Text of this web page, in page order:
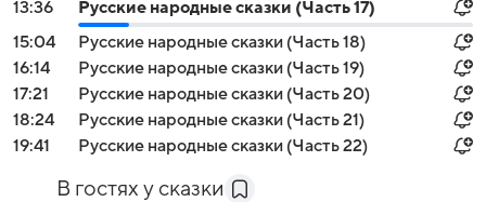
13:36
Русские народные сказки (Часть 17)
15:04
Русские народные сказки (Часть 18)
16:14
Русские народные сказки (Часть 19)
17:21
Русские народные сказки (Часть 20)
18:24
Русские народные сказки (Часть 21)
19:41
Русские народные сказки (Часть 22)
В гостях у сказки